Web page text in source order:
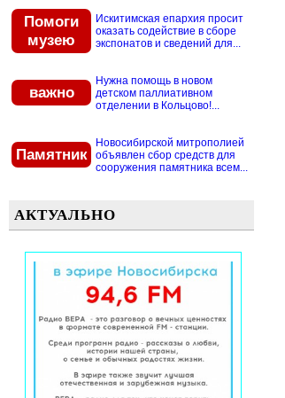
Помоги
музею
Искитимская епархия просит
оказать содействие в сборе
экспонатов и сведений для...
важно
Нужна помощь в новом
детском паллиативном
отделении в Кольцово!...
Памятник
Новосибирской митрополией
объявлен сбор средств для
сооружения памятника всем...
АКТУАЛЬНО